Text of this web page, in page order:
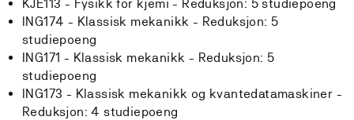
KJE113 - Fysikk for kjemi - Reduksjon: 5 studiepoeng
ING174 - Klassisk mekanikk - Reduksjon: 5
studiepoeng
ING171 - Klassisk mekanikk - Reduksjon: 5
studiepoeng
ING173 - Klassisk mekanikk og kvantedatamaskiner -
Reduksjon: 4 studiepoeng